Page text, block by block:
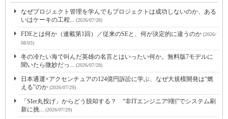
なぜプロジェクト管理を学んでもプロジェクトは成功しないのか、ある
いはケーキの工程... (2026/07/28)
FDEとは何か（連載第1回）／従来のSEと、何が決定的に違うのか (2026/
08/03)
冬の冷たい海で叫んだ英雄の名言とはいったい何か。無料版7モデルに
聞いたら微妙だっ... (2026/07/28)
日本通運×アクセンチュアの124億円訴訟に学ぶ、なぜ大規模開発は“燃
える”のか (2026/07/29)
「SIer丸投げ」からどう脱却する？ “非ITエンジニア9割”でシステム刷
新に挑... (2026/07/29)